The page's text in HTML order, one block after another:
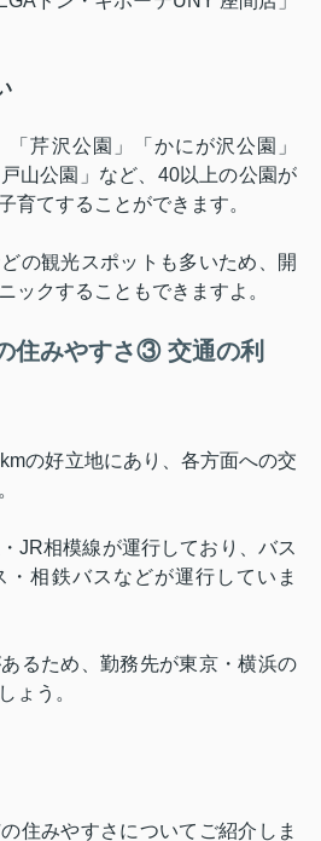
芹沢公園」「かにが沢公園」
山公園」など、 40以上の公園が
育てすることができます。
の観光スポットも多いため、開
ックすることもできますよ。
住みやすさ③ 交通の利
の好立地にあり、各方面への交
JR相模線が運行しており、バス
・相鉄バスなどが運行していま
るため、勤務先が東京・横浜の
ょう。
住みやすさについてご紹介しま